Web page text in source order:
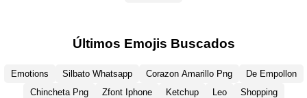
Últimos Emojis Buscados
Emotions Silbato Whatsapp Corazon Amarillo Png
De Empollon
Chincheta Png
Zfont Iphone Ketchup Leo
Shopping